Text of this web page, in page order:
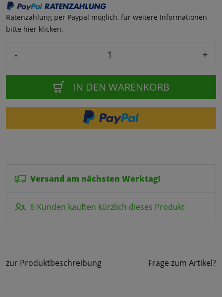
Ratenzahlung per Paypal möglich, für weitere Informationen
bitte hier klicken.
- +
IN DEN WARENKORB
Versand am nächsten Werktag!
6 Kunden kauften kürzlich dieses Produkt
zur Produktbeschreibung Frage zum Artikel?